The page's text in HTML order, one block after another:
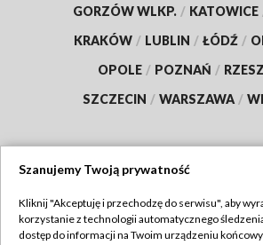
GORZÓW WLKP. / KATOWICE
KRAKÓW / LUBLIN / ŁÓDŹ /
OPOLE / POZNAŃ /
SZCZECIN / WARSZAWA /
TVP
Szanujemy Twoją prywatność
Kliknij "Akceptuję i przechodzę do serwisu", aby
korzystanie z technologii automatycznego
dostęp do informacji na Twoim urządzeniu